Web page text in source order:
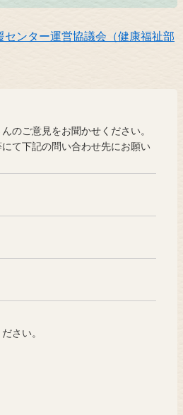
ンター運営協議会（健康福祉部
のご意見をお聞かせください。
て下記の問い合わせ先にお願い
さい。